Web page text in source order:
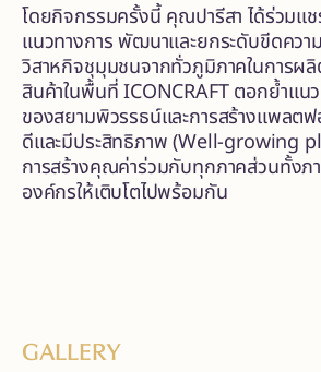
โดยกิจกรรมครั้งนี้ คุณปารีสา ได้ร่วมแช
แนวทางการ พัฒนาและยกระดับขีดควา
วิสาหกิจชุมุมชนจากทั่วภูมิภาคในการผลิ
สินค้าในพื้นที่ ICONCRAFT ตอกย้ำแ
ของสยามพิวรรธน์และการสร้างแพลตฟ
ดีและมีประสิทธิภาพ (Well-growing
การสร้างคุณค่าร่วมกับทุกภาคส่วนทั้งภ
องค์กรให้เติบโตไปพร้อมกัน
GALLERY